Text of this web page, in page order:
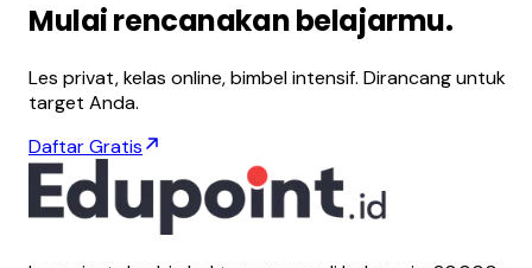
Mulairencanakanbelajarmu.
Les privat, kelas online, bimbel intensif. Dirancang untuk
target Anda.
Daftar Gratis